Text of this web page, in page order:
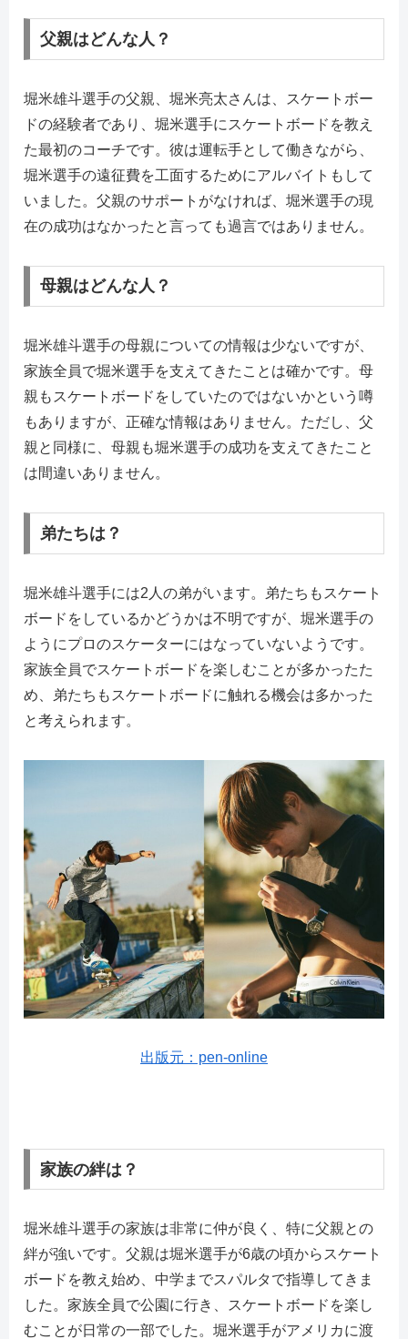
父親はどんな人？
堀米雄斗選手の父親、堀米亮太さんは、スケートボー
ドの経験者であり、堀米選手にスケートボードを教え
た最初のコーチです。彼は運転手として働きながら、
堀米選手の遠征費を工面するためにアルバイトもして
いました。父親のサポートがなければ、堀米選手の現
在の成功はなかったと言っても過言ではありません。
母親はどんな人？
堀米雄斗選手の母親についての情報は少ないですが、
家族全員で堀米選手を支えてきたことは確かです。母
親もスケートボードをしていたのではないかという噂
もありますが、正確な情報はありません。ただし、父
親と同様に、母親も堀米選手の成功を支えてきたこと
は間違いありません。
弟たちは？
堀米雄斗選手には2人の弟がいます。弟たちもスケート
ボードをしているかどうかは不明ですが、堀米選手の
ようにプロのスケーターにはなっていないようです。
家族全員でスケートボードを楽しむことが多かったた
め、弟たちもスケートボードに触れる機会は多かった
と考えられます。
出版元：pen-online
家族の絆は？
堀米雄斗選手の家族は非常に仲が良く、特に父親との
絆が強いです。父親は堀米選手が6歳の頃からスケート
ボードを教え始め、中学までスパルタで指導してきま
した。家族全員で公園に行き、スケートボードを楽し
むことが日常の一部でした。堀米選手がアメリカに渡